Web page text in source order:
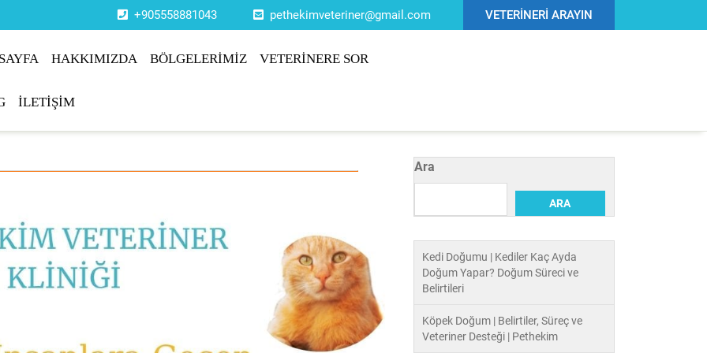
+905558881043 pethekimveteriner@gmail.com VETERİNERİ ARAYIN
HAKKIMIZDA BÖLGELERİMİZ VETERİNERE SOR
İLETİŞİM
Ara
ARA
Kedi Doğumu | Kediler Kaç Ayda
Doğum Yapar? Doğum Süreci ve
Belirtileri
Köpek Doğum | Belirtiler, Süreç ve
Veteriner Desteği | Pethekim